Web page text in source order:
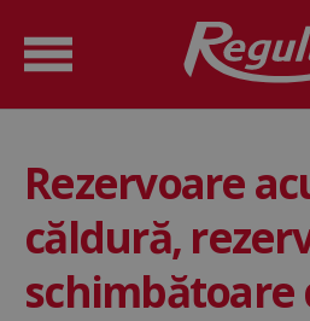
Rezervoare
căldură,
schimbătoare